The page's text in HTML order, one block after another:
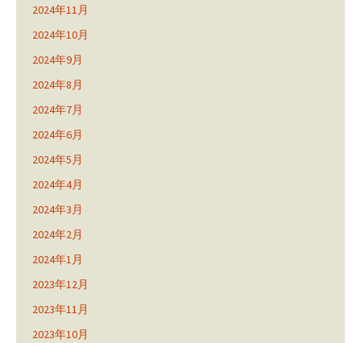
2024年11月
2024年10月
2024年9月
2024年8月
2024年7月
2024年6月
2024年5月
2024年4月
2024年3月
2024年2月
2024年1月
2023年12月
2023年11月
2023年10月